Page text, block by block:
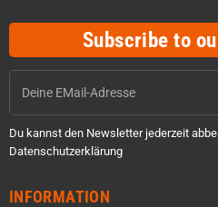
Subscribe to
Du kannst den Newsletter jederzeit
Datenschutzerklärung
INFORMATION